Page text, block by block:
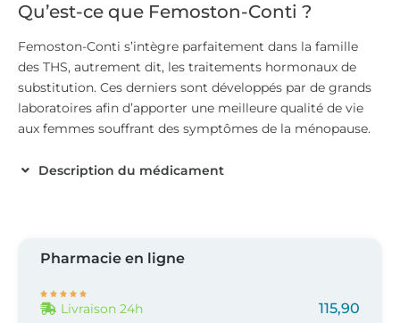
Qu’est-ce que Femoston-Conti ?
Femoston-Conti s’intègre parfaitement dans la famille
des THS, autrement dit, les traitements hormonaux de
substitution. Ces derniers sont développés par de grands
laboratoires afin d’apporter une meilleure qualité de vie
aux femmes souffrant des symptômes de la ménopause.
Description du médicament
Pharmacie en ligne
    
Livraison 24h 115,90